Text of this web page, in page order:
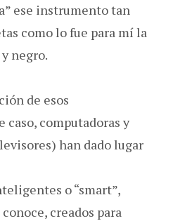
ese instrumento tan
como lo fue para mí la
negro.
de esos
computadoras y
han dado lugar
o “smart”,
creados para